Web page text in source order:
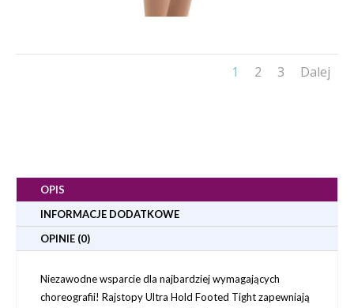
1 2 3 Dalej
OPIS
INFORMACJE DODATKOWE
OPINIE (0)
Niezawodne wsparcie dla najbardziej wymagających
choreografii! Rajstopy Ultra Hold Footed Tight zapewniają